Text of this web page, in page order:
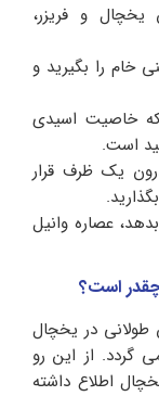
و فریزر،
خام را بگیرید و
خاصیت اسیدی
است.
یک ظرف قرار
عصاره وانیل
چقدر است؟
در یخچال
گردد. از این رو
اطلاع داشته